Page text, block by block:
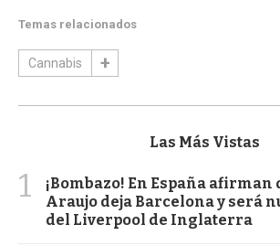
Temas relacionados
Cannabis
Las Más Vistas
1
¡Bombazo! En España afirman
Araujo deja Barcelona y será
del Liverpool de Inglaterra